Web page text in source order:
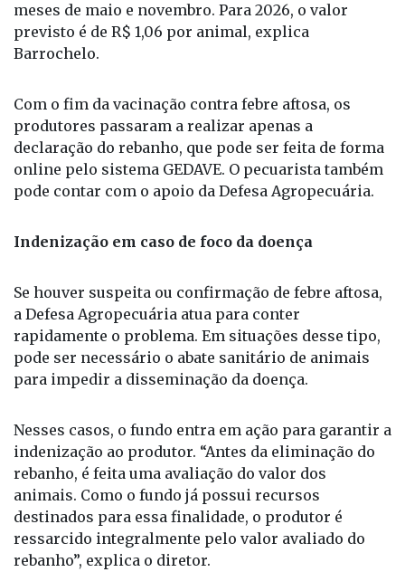
meses de maio e novembro. Para 2026, o valor
previsto é de R$ 1,06 por animal, explica
Barrochelo.
Com o fim da vacinação contra febre aftosa, os
produtores passaram a realizar apenas a
declaração do rebanho, que pode ser feita de forma
online pelo sistema GEDAVE. O pecuarista também
pode contar com o apoio da Defesa Agropecuária.
Indenização em caso de foco da doença
Se houver suspeita ou confirmação de febre aftosa,
a Defesa Agropecuária atua para conter
rapidamente o problema. Em situações desse tipo,
pode ser necessário o abate sanitário de animais
para impedir a disseminação da doença.
Nesses casos, o fundo entra em ação para garantir a
indenização ao produtor. “Antes da eliminação do
rebanho, é feita uma avaliação do valor dos
animais. Como o fundo já possui recursos
destinados para essa finalidade, o produtor é
ressarcido integralmente pelo valor avaliado do
rebanho”, explica o diretor.